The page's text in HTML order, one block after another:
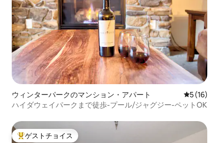
ウィンターパークのマンション・アパート レビュー
5 (16)
ハイダウェイパークまで徒歩-プール/ジャグジー-ペットOK
大好評のゲストチョイスです。
ゲストチョイス